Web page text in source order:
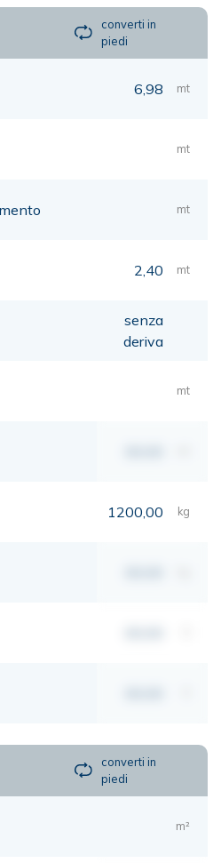
converti in
piedi
6,98 mt
mt
mt
2,40 mt
senza
deriva
mt
1200,00 kg
converti in
piedi
m²